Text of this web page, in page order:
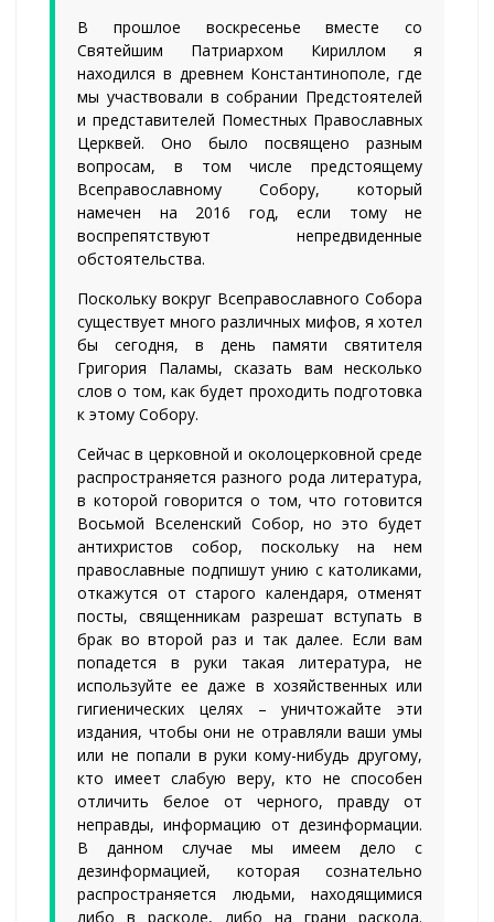
В прошлое воскресенье вместе со
Святейшим Патриархом Кириллом я
находился в древнем Константинополе, где
мы участвовали в собрании Предстоятелей
и представителей Поместных Православных
Церквей. Оно было посвящено разным
вопросам, в том числе предстоящему
Всеправославному Собору, который
намечен на 2016 год, если тому не
воспрепятствуют непредвиденные
обстоятельства.
Поскольку вокруг Всеправославного Собора
существует много различных мифов, я хотел
бы сегодня, в день памяти святителя
Григория Паламы, сказать вам несколько
слов о том, как будет проходить подготовка
к этому Собору.
Сейчас в церковной и околоцерковной среде
распространяется разного рода литература,
в которой говорится о том, что готовится
Восьмой Вселенский Собор, но это будет
антихристов собор, поскольку на нем
православные подпишут унию с католиками,
откажутся от старого календаря, отменят
посты, священникам разрешат вступать в
брак во второй раз и так далее. Если вам
попадется в руки такая литература, не
используйте ее даже в хозяйственных или
гигиенических целях – уничтожайте эти
издания, чтобы они не отравляли ваши умы
или не попали в руки кому-нибудь другому,
кто имеет слабую веру, кто не способен
отличить белое от черного, правду от
неправды, информацию от дезинформации.
В данном случае мы имеем дело с
дезинформацией, которая сознательно
распространяется людьми, находящимися
либо в расколе, либо на грани раскола.